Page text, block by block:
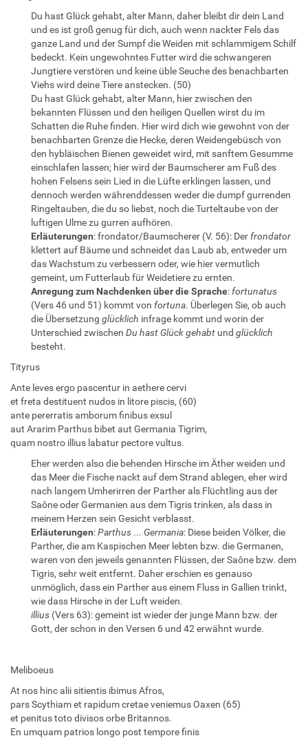
Du hast Glück gehabt, alter Mann, daher bleibt dir dein Land
und es ist groß genug für dich, auch wenn nackter Fels das
ganze Land und der Sumpf die Weiden mit schlammigem Schilf
bedeckt. Kein ungewohntes Futter wird die schwangeren
Jungtiere verstören und keine üble Seuche des benachbarten
Viehs wird deine Tiere anstecken. (50)
Du hast Glück gehabt, alter Mann, hier zwischen den
bekannten Flüssen und den heiligen Quellen wirst du im
Schatten die Ruhe finden. Hier wird dich wie gewohnt von der
benachbarten Grenze die Hecke, deren Weidengebüsch von
den hybläischen Bienen geweidet wird, mit sanftem Gesumme
einschlafen lassen; hier wird der Baumscherer am Fuß des
hohen Felsens sein Lied in die Lüfte erklingen lassen, und
dennoch werden währenddessen weder die dumpf gurrenden
Ringeltauben, die du so liebst, noch die Turteltaube von der
luftigen Ulme zu gurren aufhören.
Erläuterungen: frondator/Baumscherer (V. 56): Der frondator
klettert auf Bäume und schneidet das Laub ab, entweder um
das Wachstum zu verbessern oder, wie hier vermutlich
gemeint, um Futterlaub für Weidetiere zu ernten.
Anregung zum Nachdenken über die Sprache: fortunatus
(Vers 46 und 51) kommt von fortuna. Überlegen Sie, ob auch
die Übersetzung glücklich infrage kommt und worin der
Unterschied zwischen Du hast Glück gehabt und glücklich
besteht.
Tityrus
Ante leves ergo pascentur in aethere cervi
et freta destituent nudos in litore piscis, (60)
ante pererratis amborum finibus exsul
aut Ararim Parthus bibet aut Germania Tigrim,
quam nostro illius labatur pectore vultus.
Eher werden also die behenden Hirsche im Äther weiden und
das Meer die Fische nackt auf dem Strand ablegen, eher wird
nach langem Umherirren der Parther als Flüchtling aus der
Saône oder Germanien aus dem Tigris trinken, als dass in
meinem Herzen sein Gesicht verblasst.
Erläuterungen:Parthus ... Germania: Diese beiden Völker, die
Parther, die am Kaspischen Meer lebten bzw. die Germanen,
waren von den jeweils genannten Flüssen, der Saône bzw. dem
Tigris, sehr weit entfernt. Daher erschien es genauso
unmöglich, dass ein Parther aus einem Fluss in Gallien trinkt,
wie dass Hirsche in der Luft weiden.
illius (Vers 63): gemeint ist wieder der junge Mann bzw. der
Gott, der schon in den Versen 6 und 42 erwähnt wurde.
Meliboeus
At nos hinc alii sitientis ibimus Afros,
pars Scythiam et rapidum cretae veniemus Oaxen (65)
et penitus toto divisos orbe Britannos.
En umquam patrios longo post tempore finis